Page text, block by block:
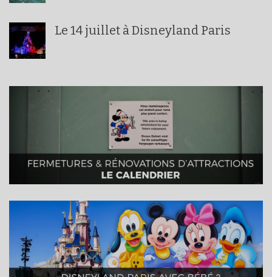
Le 14 juillet à Disneyland Paris